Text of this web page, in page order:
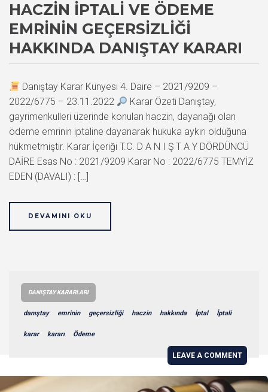
HACZIN İPTALI VE ÖDEME
EMRININ GEÇERSIZLIĞI
HAKKINDA DANIŞTAY KARARI
Danıştay Karar Künyesi 4. Daire – 2021/9209 –
2022/6775 – 23.11.2022
Karar Özeti Danıştay,
gayrimenkulleri üzerinde konulan haczin, dayanağı olan
ödeme emrinin iptaline dayanarak hukuka aykırı olduğuna
hükmetmiştir. Karar İçeriği T.C. D A N I Ş T A Y DÖRDÜNCÜ
DAİRE Esas No : 2021/9209 Karar No : 2022/6775 TEMYİZ
EDEN (DAVALI) : […]
DEVAMINI OKU
DANIŞTAY KARARLARI
danıştay emrinin geçersizliği haczin hakkında İptal İptali
karar kararı Ödeme
LEAVE A COMMENT